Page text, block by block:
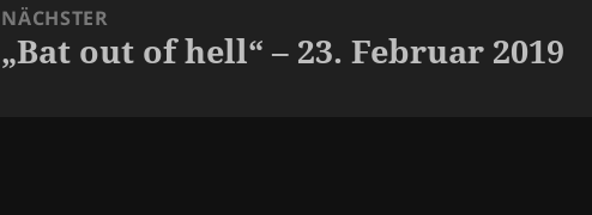
NÄCHSTER
Nächster
„Bat out of hell“ – 23. Februar 2019